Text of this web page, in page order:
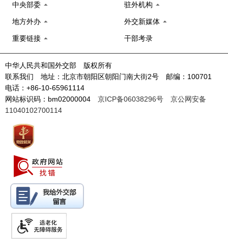
中央部委 驻外机构
地方外办 外交新媒体
重要链接 干部考录
中华人民共和国外交部 版权所有
联系我们 地址：北京市朝阳区朝阳门南大街2号 邮编：100701
电话：+86-10-65961114
网站标识码：bm02000004 京ICP备06038296号
京公网安备
11040102700114